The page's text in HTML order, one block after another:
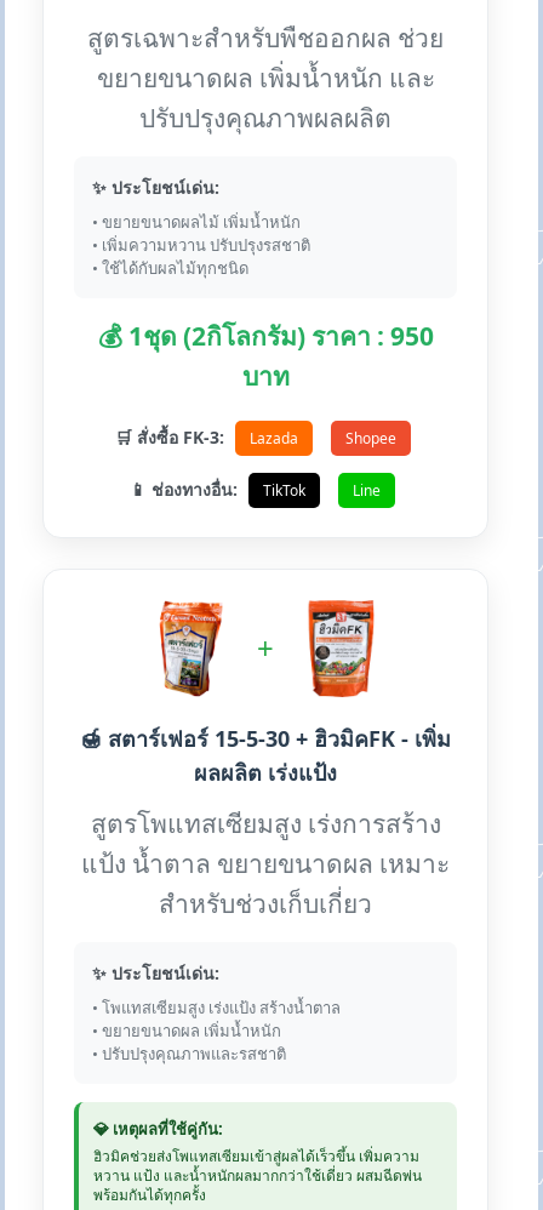
สูตรเฉพาะสำหรับพืชออกผล ช่วย
ขยายขนาดผล เพิ่มน้ำหนัก และ
ปรับปรุงคุณภาพผลผลิต
✨ ประโยชน์เด่น:
• ขยายขนาดผลไม้ เพิ่มน้ำหนัก
• เพิ่มความหวาน ปรับปรุงรสชาติ
• ใช้ได้กับผลไม้ทุกชนิด
💰 1ชุด (2กิโลกรัม) ราคา : 950
บาท
🛒 สั่งซื้อ FK-3: Lazada Shopee
📱 ช่องทางอื่น: TikTok Line
+
🍯 สตาร์เฟอร์ 15-5-30 + ฮิวมิคFK - เพิ่ม
ผลผลิต เร่งแป้ง
สูตรโพแทสเซียมสูง เร่งการสร้าง
แป้ง น้ำตาล ขยายขนาดผล เหมาะ
สำหรับช่วงเก็บเกี่ยว
✨ ประโยชน์เด่น:
• โพแทสเซียมสูง เร่งแป้ง สร้างน้ำตาล
• ขยายขนาดผล เพิ่มน้ำหนัก
• ปรับปรุงคุณภาพและรสชาติ
💎 เหตุผลที่ใช้คู่กัน:
ฮิวมิคช่วยส่งโพแทสเซียมเข้าสู่ผลได้เร็วขึ้น เพิ่มความ
หวาน แป้ง และน้ำหนักผลมากกว่าใช้เดี่ยว ผสมฉีดพ่น
พร้อมกันได้ทุกครั้ง